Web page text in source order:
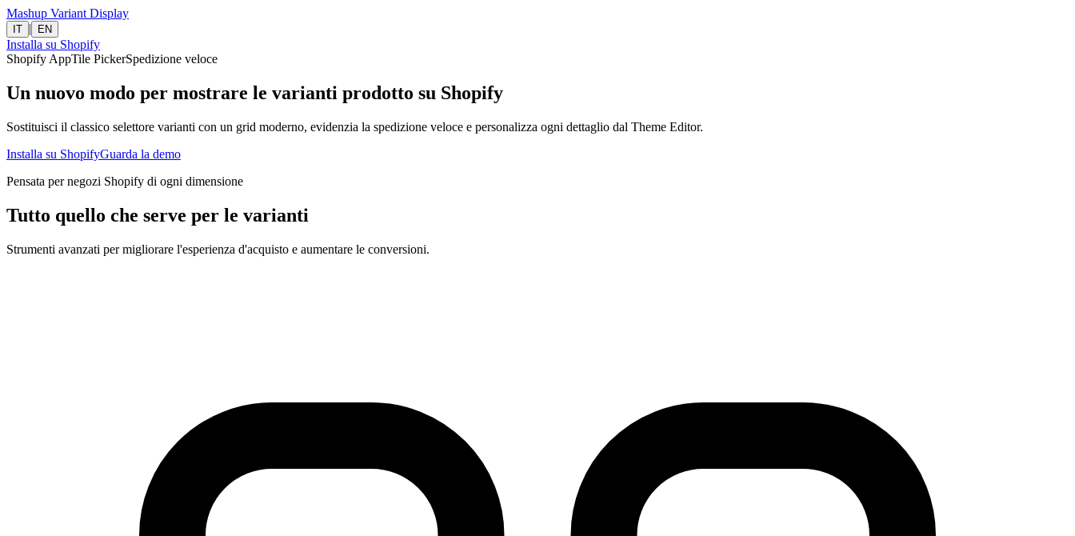
Mashup Variant Display
IT | EN
Installa su Shopify
Shopify AppTile PickerSpedizione veloce
Un nuovo modo per mostrare le varianti prodotto su Shopify
Sostituisci il classico selettore varianti con un grid moderno, evidenzia la spedizione veloce e personalizza ogni dettaglio dal Theme Editor.
Installa su ShopifyGuarda la demo
Pensata per negozi Shopify di ogni dimensione
Tutto quello che serve per le varianti
Strumenti avanzati per migliorare l'esperienza d'acquisto e aumentare le conversioni.